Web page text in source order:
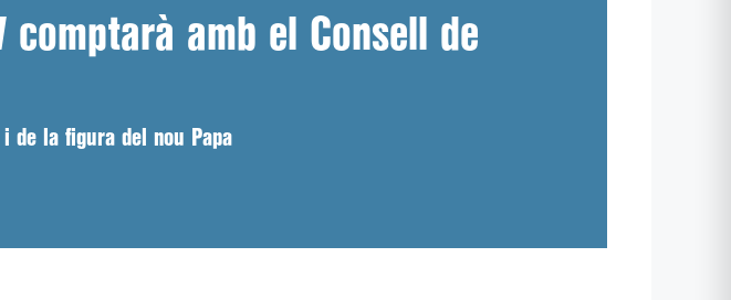
comptarà amb el Consell de
de la figura del nou Papa